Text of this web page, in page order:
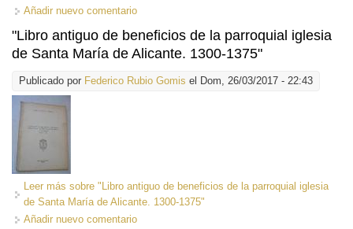
Añadir nuevo comentario
"Libro antiguo de beneficios de la parroquial iglesia
de Santa María de Alicante. 1300-1375"
Publicado por Federico Rubio Gomis el Dom, 26/03/2017 - 22:43
Leer más sobre "Libro antiguo de beneficios de la parroquial iglesia
de Santa María de Alicante. 1300-1375"
Añadir nuevo comentario